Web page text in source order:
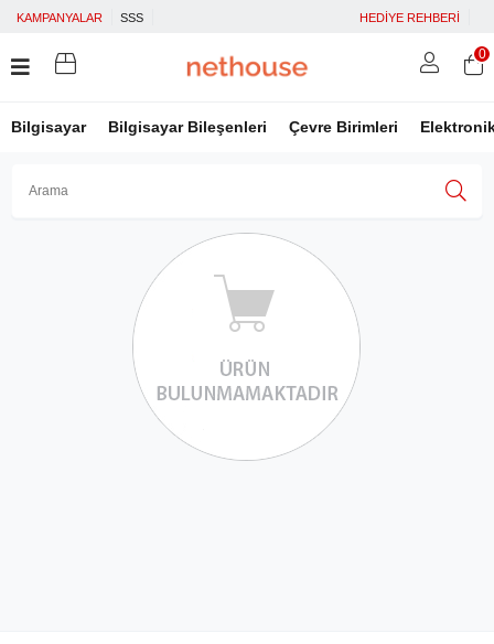
KAMPANYALAR SSS HEDİYE REHBERİ
Bilgisayar Bilgisayar Bileşenleri Çevre Birimleri
Üye Ol Facebook İle Bağlan
Google İle Bağlan
0